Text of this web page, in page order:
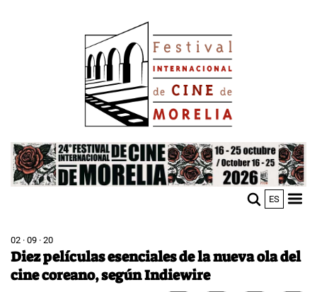
Image
ES
02 · 09 · 20
Diez películas esenciales de la nueva ola del
cine coreano, según Indiewire